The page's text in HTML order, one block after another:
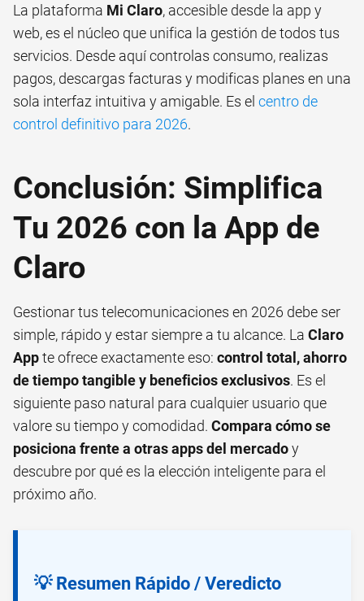
La plataforma Mi Claro, accesible desde la app y
web, es el núcleo que unifica la gestión de todos tus
servicios. Desde aquí controlas consumo, realizas
pagos, descargas facturas y modificas planes en una
sola interfaz intuitiva y amigable. Es el centro de
control definitivo para 2026.
Conclusión: Simplifica
Tu 2026 con la App de
Claro
Gestionar tus telecomunicaciones en 2026 debe ser
simple, rápido y estar siempre a tu alcance. La Claro
Appte ofrece exactamente eso: control total, ahorro
de tiempo tangible y beneficios exclusivos. Es el
siguiente paso natural para cualquier usuario que
valore su tiempo y comodidad. Compara cómo se
posiciona frente a otras apps del mercadoy
descubre por qué es la elección inteligente para el
próximo año.
💡 Resumen Rápido / Veredicto